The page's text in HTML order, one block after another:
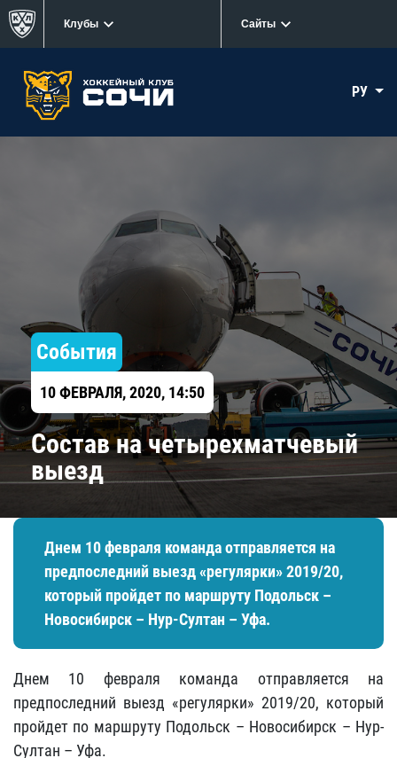
Клубы Сайты
РУ
События
10 ФЕВРАЛЯ, 2020, 14:50
Состав на четырехматчевый
выезд
Днем 10 февраля команда отправляется на
предпоследний выезд «регулярки» 2019/20,
который пройдет по маршруту Подольск –
Новосибирск – Нур-Султан – Уфа.
Днем 10 февраля команда отправляется на
предпоследний выезд «регулярки» 2019/20, который
пройдет по маршруту Подольск – Новосибирск – Нур-
Султан – Уфа.